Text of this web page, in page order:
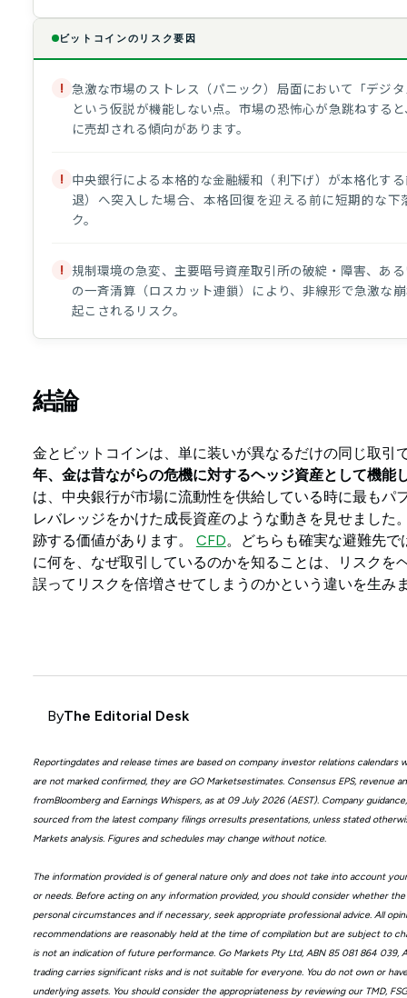
ビットコインのリスク要因
! 急激な市場のストレス（パニック）局面において「デジ
という仮説が機能しない点。市場の恐怖心が急跳ねする
に売却される傾向があります。
! 中央銀行による本格的な金融緩和（利下げ）が本格化す
退）へ突入した場合、本格回復を迎える前に短期的な
ク。
! 規制環境の急変、主要暗号資産取引所の破綻・障害、あ
の一斉清算（ロスカット連鎖）により、非線形で急激な
起こされるリスク。
結論
金とビットコインは、単に装いが異なるだけの同じ取引
年、金は昔ながらの危機に対するヘッジ資産として機能
は、中央銀行が市場に流動性を供給している時に最もパ
レバレッジをかけた成長資産のような動きを見せました
跡する価値があります。 CFD。どちらも確実な避難先
に何を、なぜ取引しているのかを知ることは、リスクを
誤ってリスクを倍増させてしまうのかという違いを生み
ByThe Editorial Desk
Reportingdates and release times are based on company investor relations calendars
are not marked confirmed, they are GO Marketsestimates. Consensus EPS, revenue
fromBloomberg and Earnings Whispers, as at 09 July 2026 (AEST). Company
sourced from the latest company filings orresults presentations, unless stated
Markets analysis. Figures and schedules may change without notice.
The information provided is of general nature only and does not take into account
or needs. Before acting on any information provided, you should consider whether
personal circumstances and if necessary, seek appropriate professional advice. All
recommendations are reasonably held at the time of compilation but are subject to
is not an indication of future performance. Go Markets Pty Ltd, ABN 85 081 864 039,
trading carries significant risks and is not suitable for everyone. You do not own or
underlying assets. You should consider the appropriateness by reviewing our TMD,